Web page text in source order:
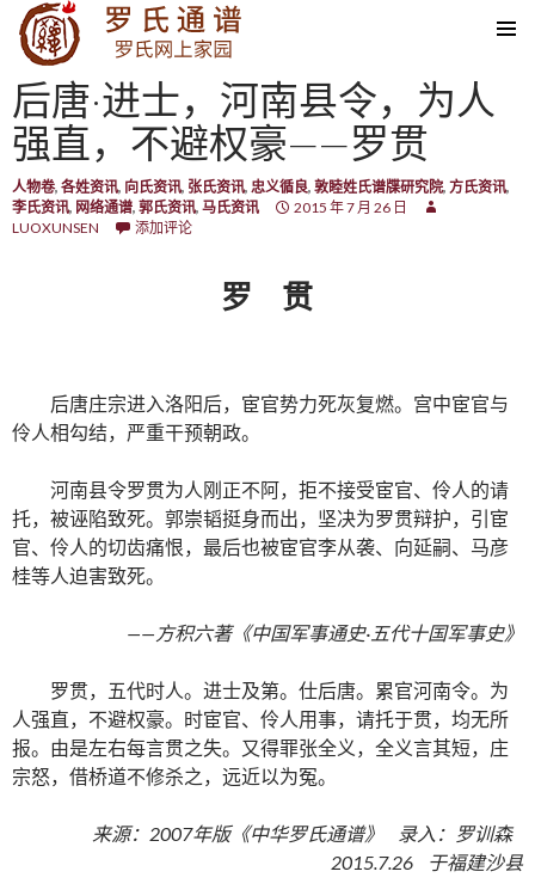
SKIP TO CONTENT
后唐·进士，河南县令，为人
强直，不避权豪——罗贯
人物卷, 各姓资讯, 向氏资讯, 张氏资讯, 忠义循良, 敦睦姓氏谱牒研究院, 方氏资讯,
李氏资讯, 网络通谱, 郭氏资讯, 马氏资讯
2015 年 7 月 26 日
LUOXUNSEN
添加评论
罗 贯
后唐庄宗进入洛阳后，宦官势力死灰复燃。宫中宦官与
伶人相勾结，严重干预朝政。
河南县令罗贯为人刚正不阿，拒不接受宦官、伶人的请
托，被诬陷致死。郭崇韬挺身而出，坚决为罗贯辩护，引宦
官、伶人的切齿痛恨，最后也被宦官李从袭、向延嗣、马彦
桂等人迫害致死。
——方积六著《中国军事通史·五代十国军事史》
罗贯，五代时人。进士及第。仕后唐。累官河南令。为
人强直，不避权豪。时宦官、伶人用事，请托于贯，均无所
报。由是左右每言贯之失。又得罪张全义，全义言其短，庄
宗怒，借桥道不修杀之，远近以为冤。
来源：2007年版《中华罗氏通谱》 录入：罗训森
2015.7.26 于福建沙县